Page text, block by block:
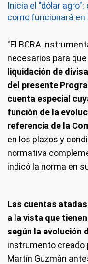
Inicia el "dólar
cómo funcionará
"El BCRA
necesarios para que
liquidación de
del presente
cuenta especial
función de la
referencia de la
en los plazos y
normativa
indicó la norma en
Las cuentas
a la vista que
según la evolución
instrumento creado
Martín Guzmán